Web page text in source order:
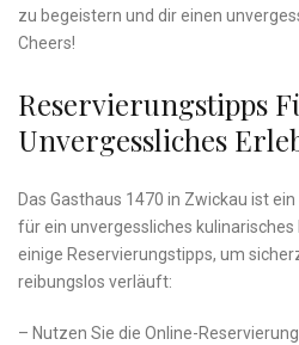
zu‍ begeistern⁢ und dir​ einen
Cheers!
Reservierungstipps
Unvergessliches
Das Gasthaus 1470 in‌ Zwickau ist
⁣für ein unvergessliches kulinarisches
einige Reservierungstipps, um
reibungslos verläuft:
– Nutzen Sie die Online-